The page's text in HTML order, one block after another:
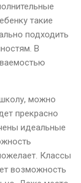
такие
подходить
В
можно
прекрасно
идеальные
Классы
возможность